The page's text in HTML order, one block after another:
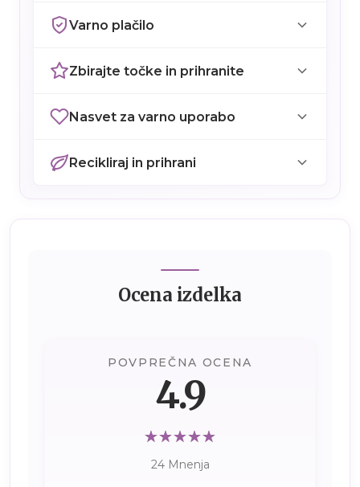
Varno plačilo
Zbirajte točke in prihranite
Nasvet za varno uporabo
Recikliraj in prihrani
Ocena izdelka
POVPREČNA OCENA
4.9
24 Mnenja